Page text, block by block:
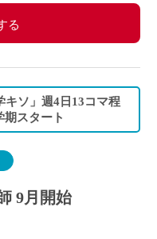
る
キソ」週4日13コマ程
スタート
9月開始